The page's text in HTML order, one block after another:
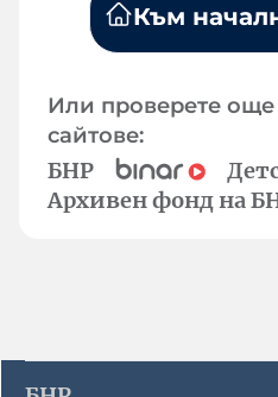
Към
Или проверете
сайтове:
БНР
Архивен фонд на